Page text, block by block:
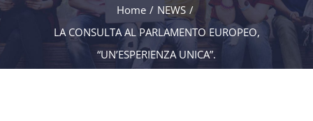
Home / NEWS /
LA CONSULTA AL PARLAMENTO EUROPEO,
“UN’ESPERIENZA UNICA”.